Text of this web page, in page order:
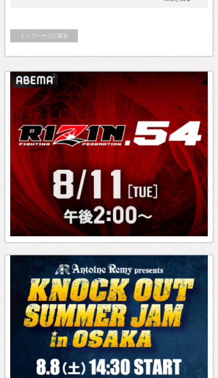
トップページに戻る